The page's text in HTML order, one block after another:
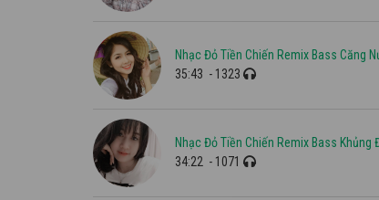
Nhạc Đỏ Tiền Chiến Remix Bass Căng
35:43 - 1323
Nhạc Đỏ Tiền Chiến Remix Bass Khủng
34:22 - 1071